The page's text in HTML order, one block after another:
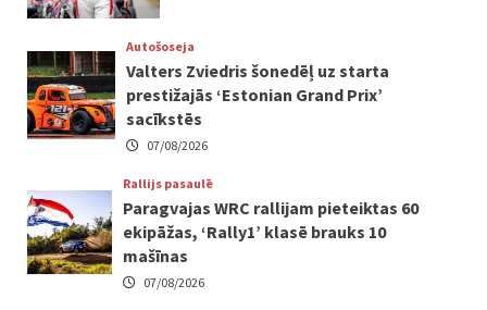
Autošoseja
Valters Zviedris šonedēļ uz starta
prestižajās ‘Estonian Grand Prix’
sacīkstēs
07/08/2026
Rallijs pasaulē
Paragvajas WRC rallijam pieteiktas 60
ekipāžas, ‘Rally1’ klasē brauks 10
mašīnas
07/08/2026